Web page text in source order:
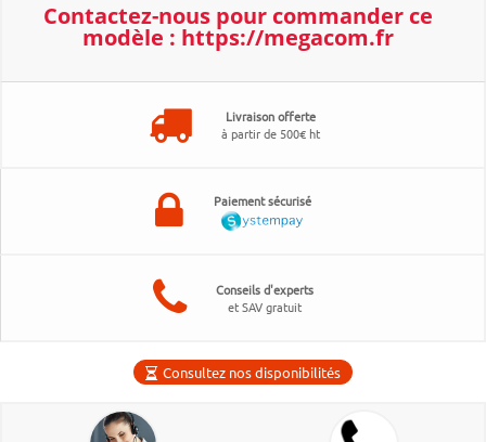
Contactez-nous pour commander ce
modèle : https://megacom.fr
Livraison offerte
à partir de 500€ ht
Paiement sécurisé
Conseils d'experts
et SAV gratuit
Consultez nos disponibilités